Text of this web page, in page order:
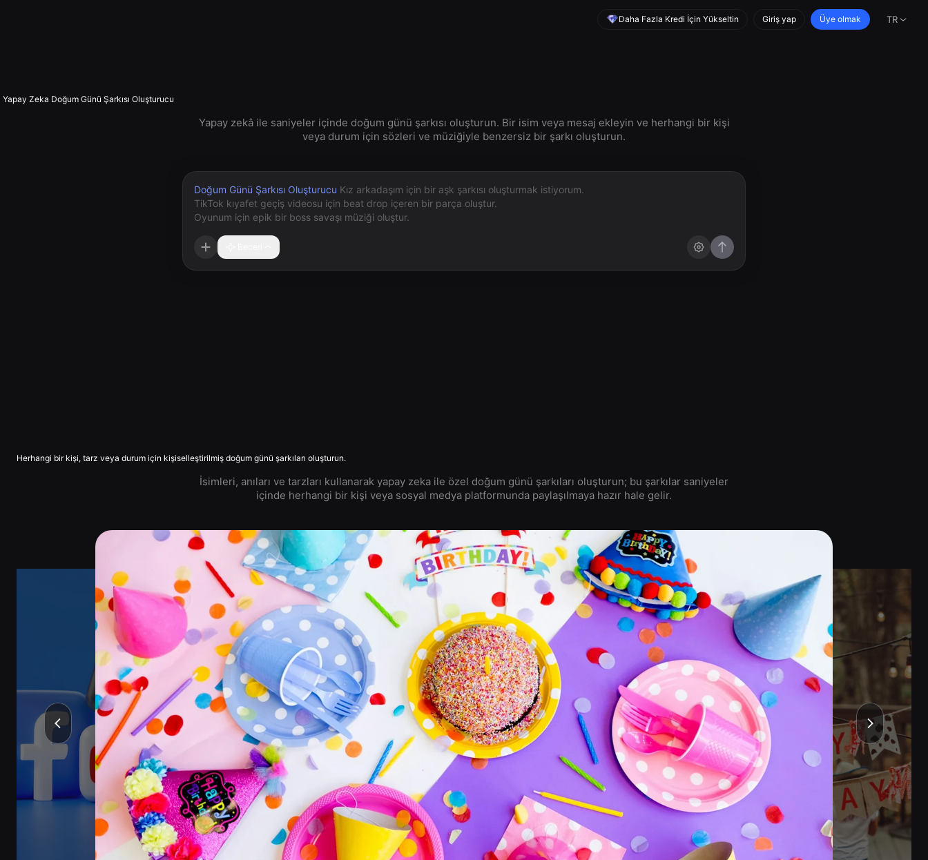
Daha Fazla Kredi İçin Yükseltin Giriş yap Üye olmak TR
Yapay Zeka Doğum Günü Şarkısı Oluşturucu
Yapay zekâ ile saniyeler içinde doğum günü şarkısı oluşturun. Bir isim veya mesaj ekleyin ve herhangi bir kişi
veya durum için sözleri ve müziğiyle benzersiz bir şarkı oluşturun.
Doğum Günü Şarkısı Oluşturucu
Herhangi bir kişi, tarz veya durum için kişiselleştirilmiş doğum günü şarkıları oluşturun.
İsimleri, anıları ve tarzları kullanarak yapay zeka ile özel doğum günü şarkıları oluşturun; bu şarkılar saniyeler
içinde herhangi bir kişi veya sosyal medya platformunda paylaşılmaya hazır hale gelir.